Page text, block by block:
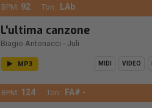
BPM: 92 Ton.: LAb
L'ultima canzone
Biagio Antonacci - Juli
MP3 MIDI VIDEO
BPM: 124 Ton.: FA# -